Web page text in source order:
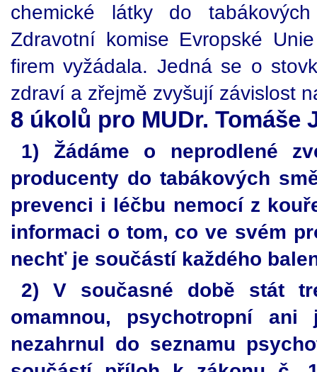
chemické látky do
Zdravotní komise Evropské
firem vyžádala. Jedná se o
zdraví a zřejmě zvyšují závislost
8 úkolů pro MUDr. Tomáše
1) Žádáme o neprodlené
producenty do tabákových
prevenci i léčbu nemocí z
informaci o tom, co ve svém
nechť je součástí každého
2) V současné době stát
omamnou, psychotropní
nezahrnul do seznamu